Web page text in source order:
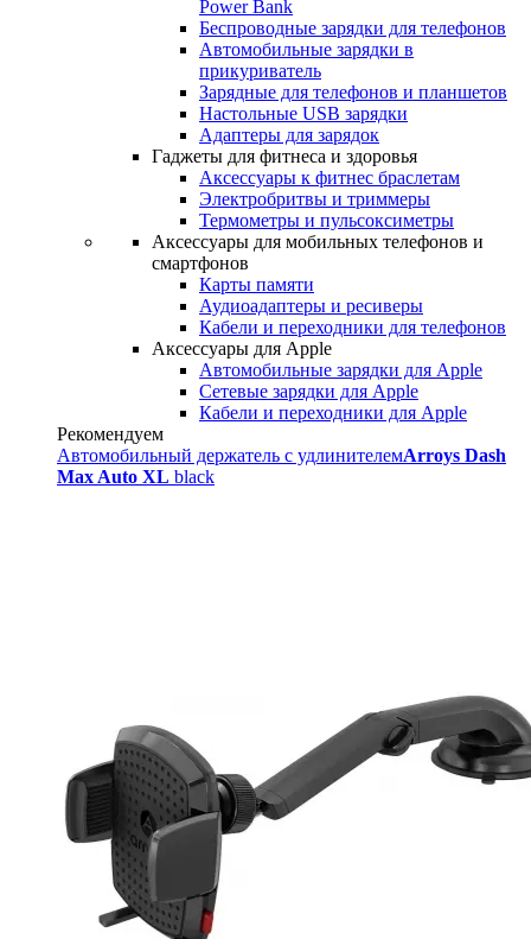
Power Bank
Беспроводные зарядки для телефонов
Автомобильные зарядки в
прикуриватель
Зарядные для телефонов и планшетов
Настольные USB зарядки
Адаптеры для зарядок
Гаджеты для фитнеса и здоровья
Аксессуары к фитнес браслетам
Электробритвы и триммеры
Термометры и пульсоксиметры
Аксессуары для мобильных телефонов и
смартфонов
Карты памяти
Аудиоадаптеры и ресиверы
Кабели и переходники для телефонов
Аксессуары для Apple
Автомобильные зарядки для Apple
Сетевые зарядки для Apple
Кабели и переходники для Apple
Рекомендуем
Автомобильный держатель с удлинителемArroys Dash
Max Auto XL black